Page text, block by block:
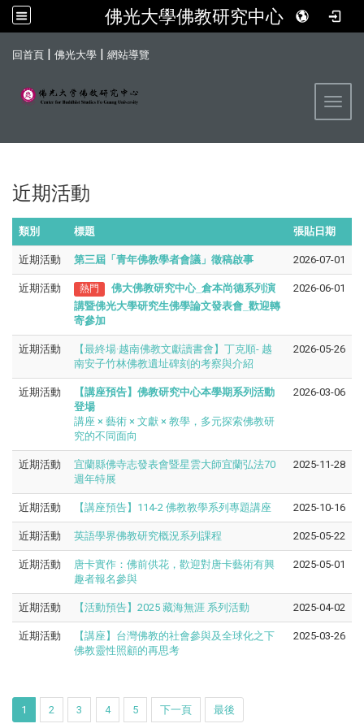
佛光大學佛教研究中心
回首頁 | 佛光大學 | 網站導覽
近期活動
類別 標題 張貼日期
近期活動 第三屆「青年佛教學者會議」徵稿啟事 2026-07-01
近期活動 熱門 佛大佛教研究中心_倉本尚德系列演
講暨佛光大學研究生佛學論文發表會 歡迎轉
寄參加
2026-06-01
近期活動
【最終場·越南佛教文獻讀書會】丁克順- 越
南安子竹林佛教遺址碑刻的考察與介紹
2026-05-26
近期活動
【講座預告】佛教研究中心本學期系列活動
登場
講座 × 藝術 × 文獻 × 教學，多元探索佛教研
究的不同面向
2026-03-06
近期活動
宜蘭縣佛寺志發表會暨星雲大師宜蘭弘法70
週年特展
2025-11-28
近期活動 【講座預告】114-2 佛教教學系列專題講座 2025-10-16
近期活動 英語學界佛教研究概況系列課程 2025-05-22
近期活動
唐卡實作：佛前供花，歡迎對唐卡藝術有興
趣者報名參與
2025-05-01
近期活動 【活動預告】2025 藏海無涯 系列活動 2025-04-02
近期活動
【講座】台灣佛教的社會參與及全球化之下
佛教靈性照顧的再思考
2025-03-26
1 2 3 4 5 下一頁 最後